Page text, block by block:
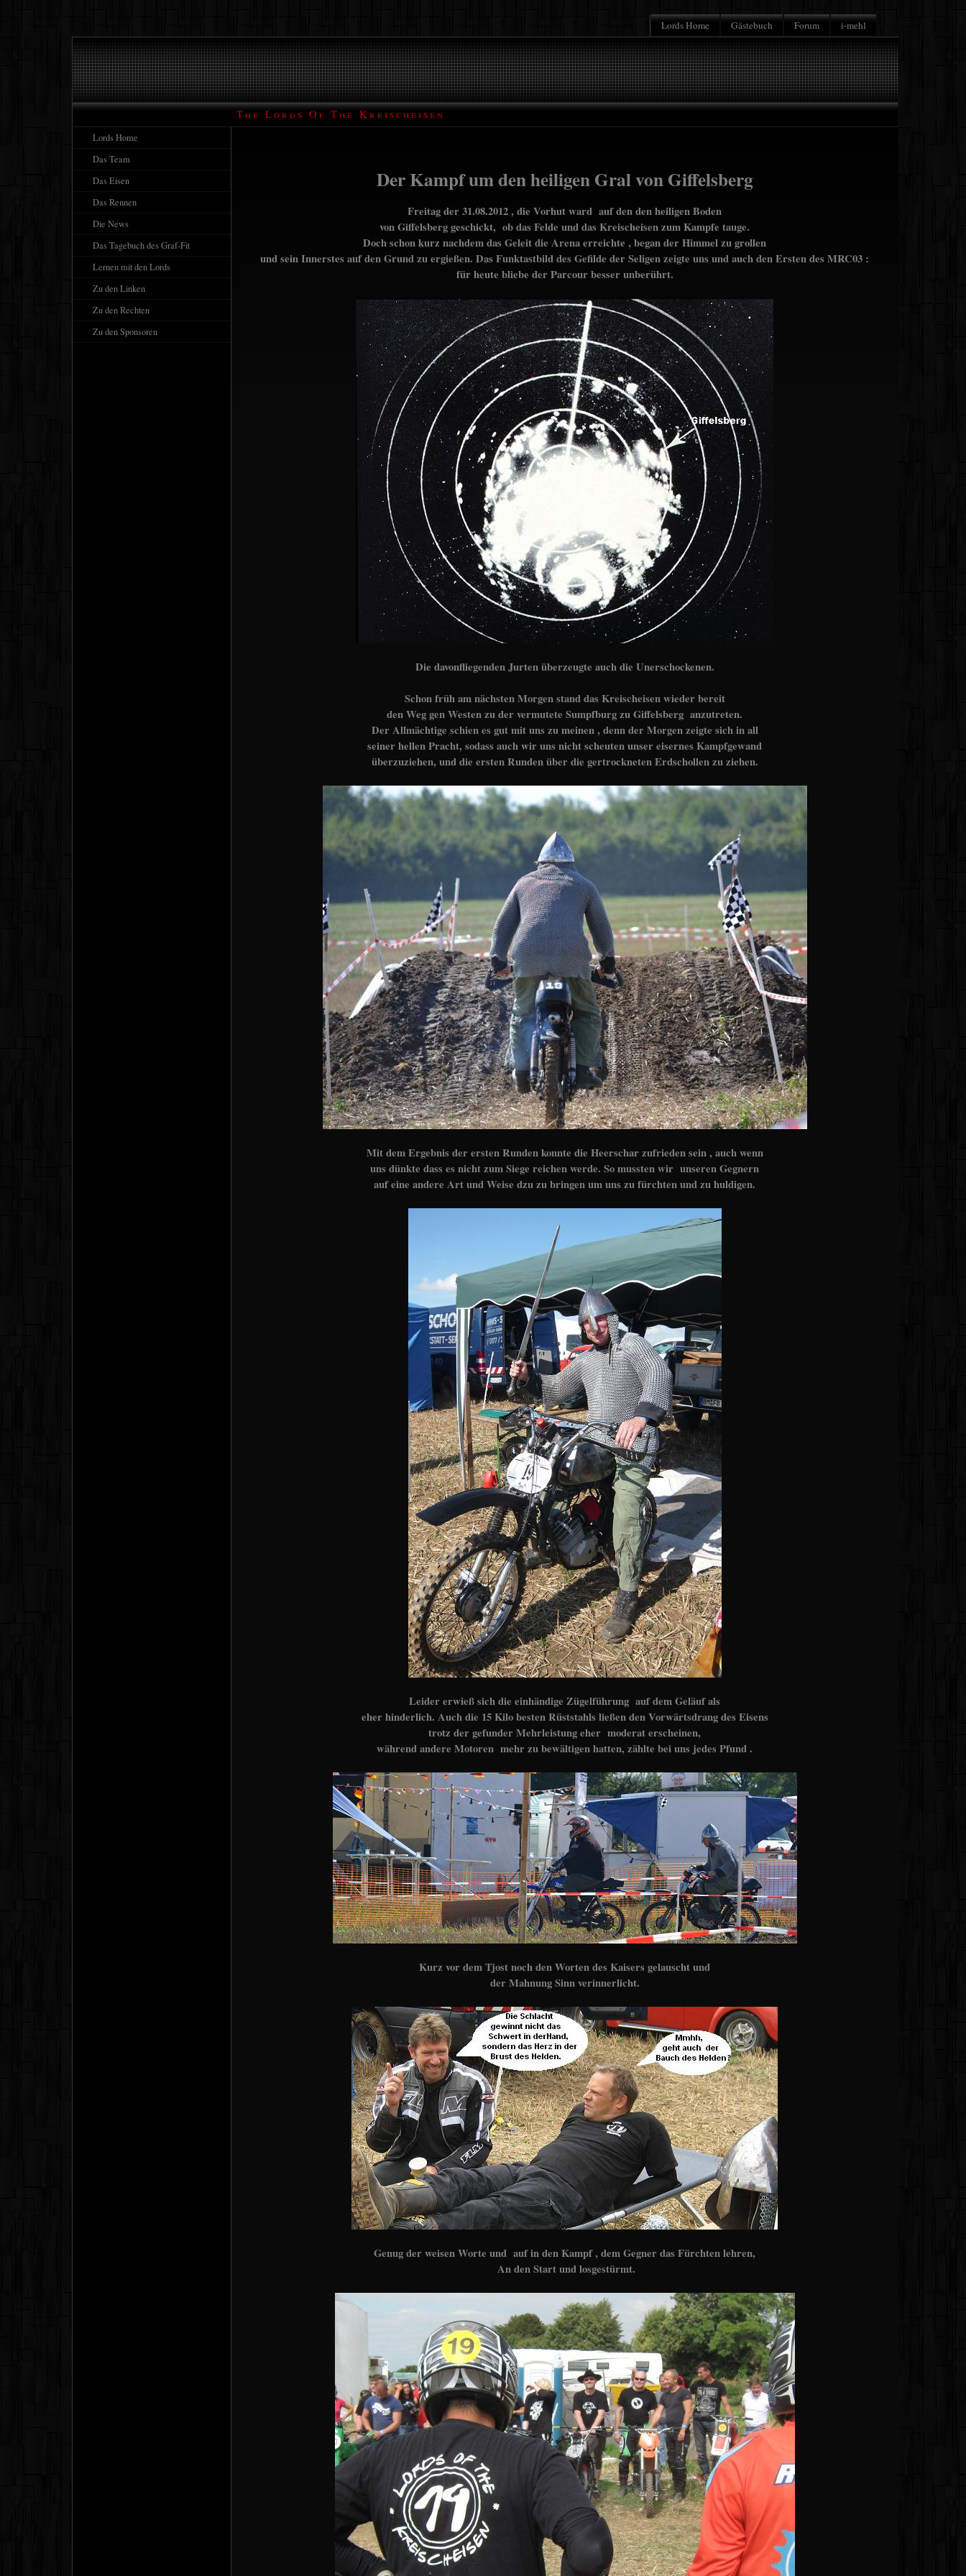
Lords Home Gästebuch Forum i-mehl
The Lords Of The Kreischeisen
Lords Home
Das Team
Das Eisen
Das Rennen
Die News
Das Tagebuch des Graf-Fit
Lernen mit den Lords
Zu den Linken
Zu den Rechten
Zu den Sponsoren
Der Kampf um den heiligen Gral von Giffelsberg
Freitag der 31.08.2012 , die Vorhut ward auf den den heiligen Boden
von Giffelsberg geschickt, ob das Felde und das Kreischeisen zum Kampfe tauge.
Doch schon kurz nachdem das Geleit die Arena erreichte , began der Himmel zu grollen
und sein Innerstes auf den Grund zu ergießen. Das Funktastbild des Gefilde der Seligen zeigte uns und auch den Ersten des MRC03 :
für heute bliebe der Parcour besser unberührt.
Die davonfliegenden Jurten überzeugte auch die Unerschockenen.
Schon früh am nächsten Morgen stand das Kreischeisen wieder bereit
den Weg gen Westen zu der vermutete Sumpfburg zu Giffelsberg anzutreten.
Der Allmächtige schien es gut mit uns zu meinen , denn der Morgen zeigte sich in all
seiner hellen Pracht, sodass auch wir uns nicht scheuten unser eisernes Kampfgewand
überzuziehen, und die ersten Runden über die gertrockneten Erdschollen zu ziehen.
Mit dem Ergebnis der ersten Runden konnte die Heerschar zufrieden sein , auch wenn
uns dünkte dass es nicht zum Siege reichen werde. So mussten wir unseren Gegnern
auf eine andere Art und Weise dzu zu bringen um uns zu fürchten und zu huldigen.
Leider erwieß sich die einhändige Zügelführung auf dem Geläuf als
eher hinderlich. Auch die 15 Kilo besten Rüststahls ließen den Vorwärtsdrang des Eisens
trotz der gefunder Mehrleistung eher moderat erscheinen,
während andere Motoren mehr zu bewältigen hatten, zählte bei uns jedes Pfund .
Kurz vor dem Tjost noch den Worten des Kaisers gelauscht und
der Mahnung Sinn verinnerlicht.
Genug der weisen Worte und auf in den Kampf , dem Gegner das Fürchten lehren,
An den Start und losgestürmt.